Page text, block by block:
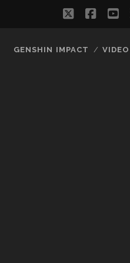
twitter
GENSHIN IMPACT